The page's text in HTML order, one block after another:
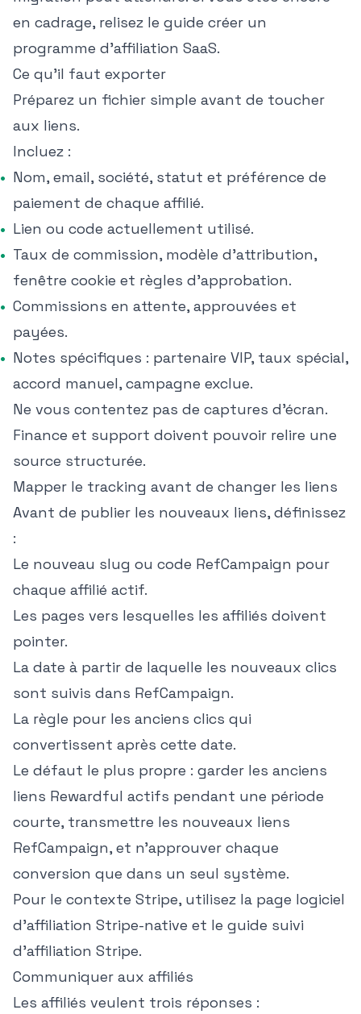
en cadrage, relisez le guide créer un
programme d'affiliation SaaS.
Ce qu'il faut exporter
Préparez un fichier simple avant de toucher
aux liens.
Incluez :
Nom, email, société, statut et préférence de
paiement de chaque affilié.
Lien ou code actuellement utilisé.
Taux de commission, modèle d'attribution,
fenêtre cookie et règles d'approbation.
Commissions en attente, approuvées et
payées.
Notes spécifiques : partenaire VIP, taux spécial,
accord manuel, campagne exclue.
Ne vous contentez pas de captures d'écran.
Finance et support doivent pouvoir relire une
source structurée.
Mapper le tracking avant de changer les liens
Avant de publier les nouveaux liens, définissez
:
Le nouveau slug ou code RefCampaign pour
chaque affilié actif.
Les pages vers lesquelles les affiliés doivent
pointer.
La date à partir de laquelle les nouveaux clics
sont suivis dans RefCampaign.
La règle pour les anciens clics qui
convertissent après cette date.
Le défaut le plus propre : garder les anciens
liens Rewardful actifs pendant une période
courte, transmettre les nouveaux liens
RefCampaign, et n'approuver chaque
conversion que dans un seul système.
Pour le contexte Stripe, utilisez la page logiciel
d'affiliation Stripe-native et le guide suivi
d'affiliation Stripe.
Communiquer aux affiliés
Les affiliés veulent trois réponses :